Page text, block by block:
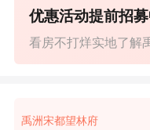
看房不打烊实地了解
优惠活动提前招
禹洲宋都望林府